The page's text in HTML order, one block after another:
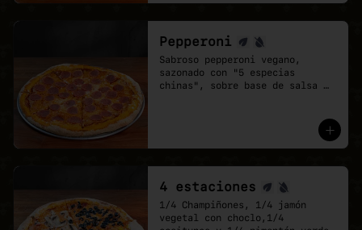
Pepperoni
Sabroso pepperoni vegano,
sazonado con "5 especias
chinas", sobre base de salsa
4 estaciones
1/4 Champiñones, 1/4 jamón
vegetal con choclo,1/4